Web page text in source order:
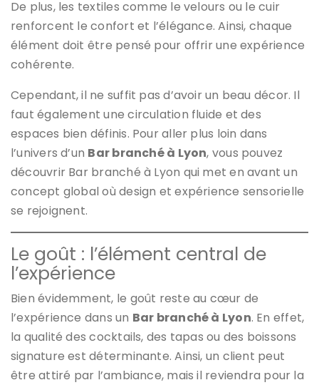
De plus, les textiles comme le velours ou le cuir
renforcent le confort et l’élégance. Ainsi, chaque
élément doit être pensé pour offrir une expérience
cohérente.
Cependant, il ne suffit pas d’avoir un beau décor. Il
faut également une circulation fluide et des
espaces bien définis. Pour aller plus loin dans
l’univers d’un Bar branché à Lyon, vous pouvez
découvrir Bar branché à Lyon qui met en avant un
concept global où design et expérience sensorielle
se rejoignent.
Le goût : l’élément central de
l’expérience
Bien évidemment, le goût reste au cœur de
l’expérience dans un Bar branché à Lyon. En effet,
la qualité des cocktails, des tapas ou des boissons
signature est déterminante. Ainsi, un client peut
être attiré par l’ambiance, mais il reviendra pour la